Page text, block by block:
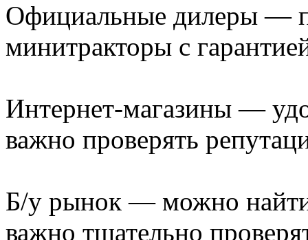
Официальные дилеры —
минитракторы с
Интернет-магазины —
важно проверять
Б/у рынок — можно
важно тщательно